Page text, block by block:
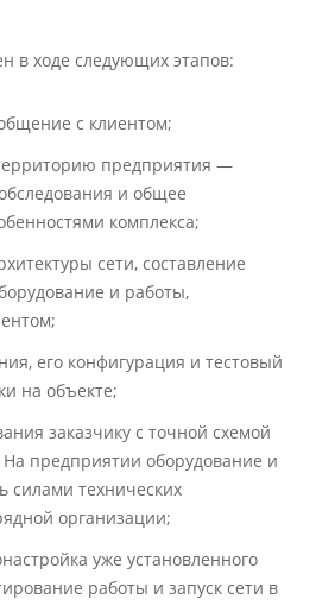
в ходе следующих этапов:
с клиентом;
предприятия —
и общее
комплекса;
сети, составление
и работы,
его конфигурация и тестовый
на объекте;
заказчику с точной схемой
предприятии оборудование и
силами технических
организации;
уже установленного
работы и запуск сети в